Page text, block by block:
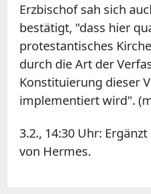
Erzbischof sah sich
bestätigt, "dass hier
protestantisches
durch die Art der
Konstituierung dieser
implementiert wird".
3.2., 14:30 Uhr:
von Hermes.